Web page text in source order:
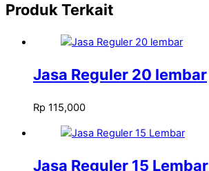
Produk Terkait
Jasa Reguler 20 lembar
Rp 115,000
Jasa Reguler 15 Lembar